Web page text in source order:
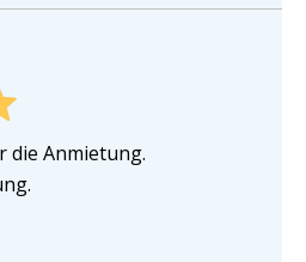
die Anmietung.